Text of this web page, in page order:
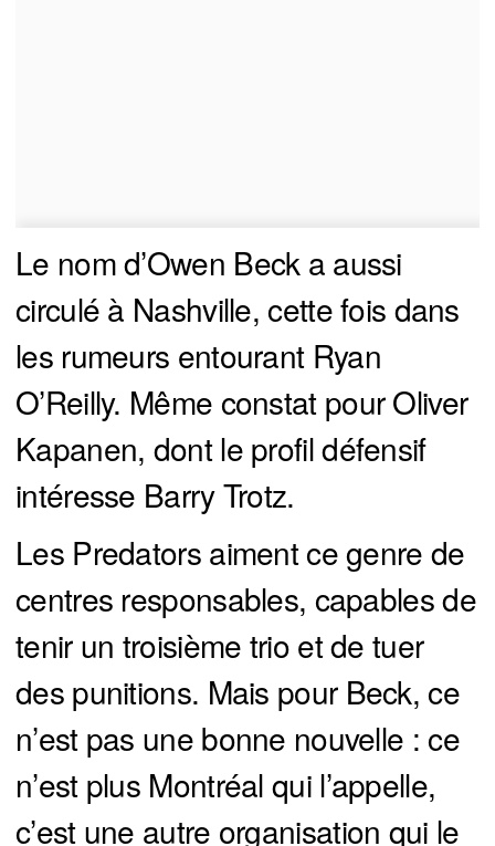
Le nom d’Owen Beck a aussi
circulé à Nashville, cette fois dans
les rumeurs entourant Ryan
O’Reilly. Même constat pour Oliver
Kapanen, dont le profil défensif
intéresse Barry Trotz.
Les Predators aiment ce genre de
centres responsables, capables de
tenir un troisième trio et de tuer
des punitions. Mais pour Beck, ce
n’est pas une bonne nouvelle : ce
n’est plus Montréal qui l’appelle,
c’est une autre organisation qui le